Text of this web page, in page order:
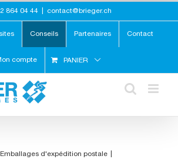
864 04 44 contact@brieger.ch
Conseils Partenaires Contact
compte PANIER
Emballages d'expédition postale